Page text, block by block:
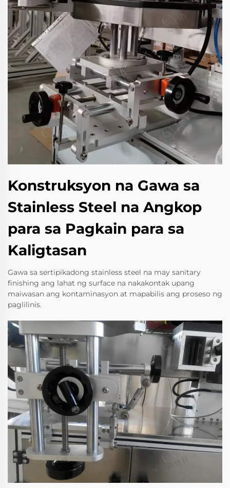
Konstruksyon na Gawa sa
Stainless Steel na Angkop
para sa Pagkain para sa
Kaligtasan
Gawa sa sertipikadong stainless steel na may sanitary
finishing ang lahat ng surface na nakakontak upang
maiwasan ang kontaminasyon at mapabilis ang proseso ng
paglilinis.